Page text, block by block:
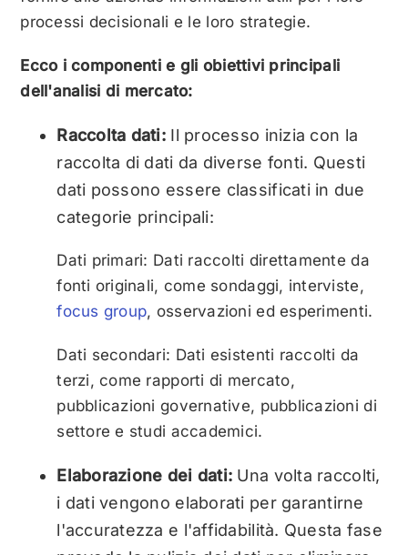
processi decisionali e le loro strategie.
Ecco i componenti e gli obiettivi principali
dell'analisi di mercato:
Raccolta dati: Il processo inizia con la
raccolta di dati da diverse fonti. Questi
dati possono essere classificati in due
categorie principali:
Dati primari: Dati raccolti direttamente da
fonti originali, come sondaggi, interviste,
focus group, osservazioni ed esperimenti.
Dati secondari: Dati esistenti raccolti da
terzi, come rapporti di mercato,
pubblicazioni governative, pubblicazioni di
settore e studi accademici.
Elaborazione dei dati: Una volta raccolti,
i dati vengono elaborati per garantirne
l'accuratezza e l'affidabilità. Questa fase